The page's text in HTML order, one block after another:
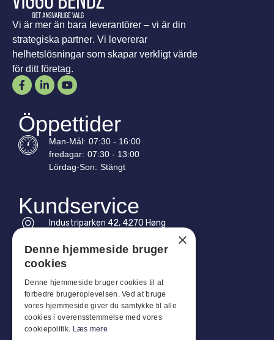
Vi är mer än bara leverantörer – vi är din
strategiska partner. Vi levererar
helhetslösningar som skapar verkligt värde
för ditt företag.
Öppettider
Man-Mål: 07:30 - 16:00
fredagar: 07:30 - 13:00
Lördag-Son: Stängt
Kundservice
Industriparken 42, 4270 Høng
Tel: +45 4396 4122
E-post: vb@viggobendz.dk
Snabblänkar
Integritetspolicy
×
Denne hjemmeside bruger
cookies
Denne hjemmeside bruger cookies til at
forbedre brugeroplevelsen. Ved at bruge
vores hjemmeside giver du samtykke til alle
cookies i overensstemmelse med vores
cookiepolitik. Læs mere